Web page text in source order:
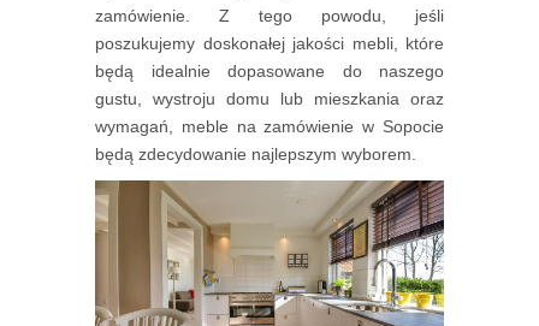
zamówienie. Z tego powodu, jeśli
poszukujemy doskonałej jakości mebli, które
będą idealnie dopasowane do naszego
gustu, wystroju domu lub mieszkania oraz
wymagań, meble na zamówienie w Sopocie
będą zdecydowanie najlepszym wyborem.